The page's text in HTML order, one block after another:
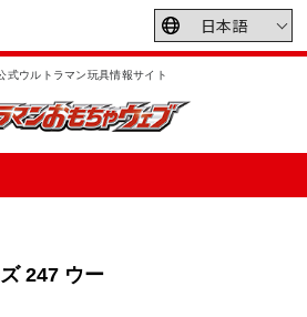
式ウルトラマン玩具情報サイト
247 ウー